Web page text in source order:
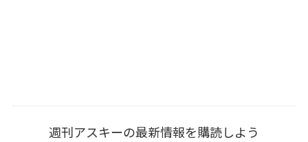
週刊アスキーの最新情報を購読しよう